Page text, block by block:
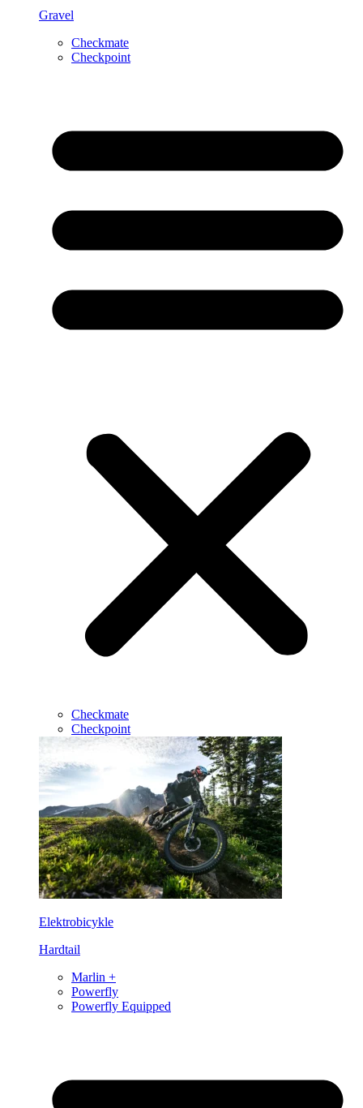
Gravel
Checkmate
Checkpoint
Checkmate
Checkpoint
Elektrobicykle
Hardtail
Marlin +
Powerfly
Powerfly Equipped